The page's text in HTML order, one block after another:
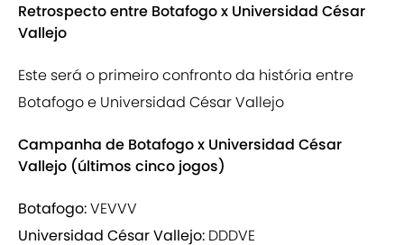
Retrospecto entre Botafogo x Universidad César
Vallejo
Este será o primeiro confronto da história entre
Botafogo e Universidad César Vallejo
Campanha de Botafogo x Universidad César
Vallejo (últimos cinco jogos)
Botafogo:VEVVV
Universidad César Vallejo: DDDVE